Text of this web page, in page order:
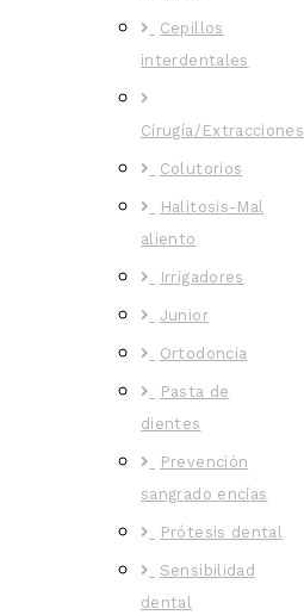
Cepillos
interdentales
Cirugía/Extracciones
Colutorios
Halitosis-Mal
aliento
Irrigadores
Junior
Ortodoncia
Pasta de
dientes
Prevención
sangrado encías
Prótesis dental
Sensibilidad
dental